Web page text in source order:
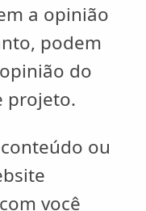
a opinião
podem
do
projeto.
ou
você